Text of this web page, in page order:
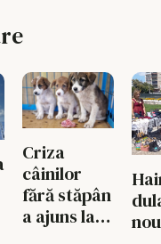
Criza
câinilor
fără stăpân
a ajuns la